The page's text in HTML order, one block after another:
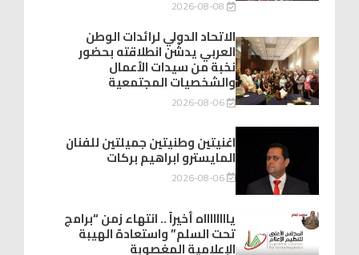
2026-08-08
الاتحاد الدولي لرائدات الوطن
العربي يدشّن انطلاقته بحضور
نخبة من سيدات الأعمال
والشخصيات المجتمعية
2026-08-06
اغنيتين وطنيتين جميلتين للفنان
المايسترو ابراهيم بركات
2026-08-06
يااااااااه أخيراً .. انتهاء زمن “برامج
تحت السلم” واستعادة الهيبة
الإعلامية المغصوبة